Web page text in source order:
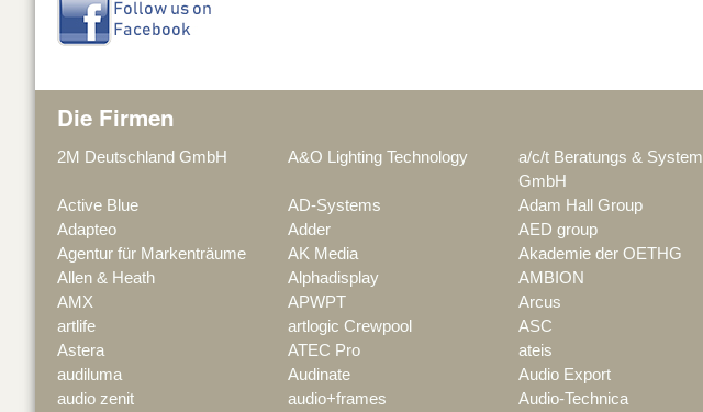
Die Firmen
2M Deutschland GmbH A&O Lighting Technology
a/c/t Beratungs & System
GmbH
Active Blue
AD-Systems Adam Hall Group
Adapteo
Adder AED group
Agentur für Markenträume
AK Media Akademie der OETHG
Allen & Heath
Alphadisplay AMBION
AMX
APWPT Arcus
artlife
artlogic Crewpool ASC
Astera
ATEC Pro ateis
audiluma
Audinate Audio Export
audio zenit
audio+frames Audio-Technica